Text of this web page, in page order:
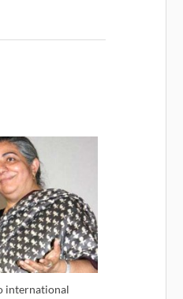
international